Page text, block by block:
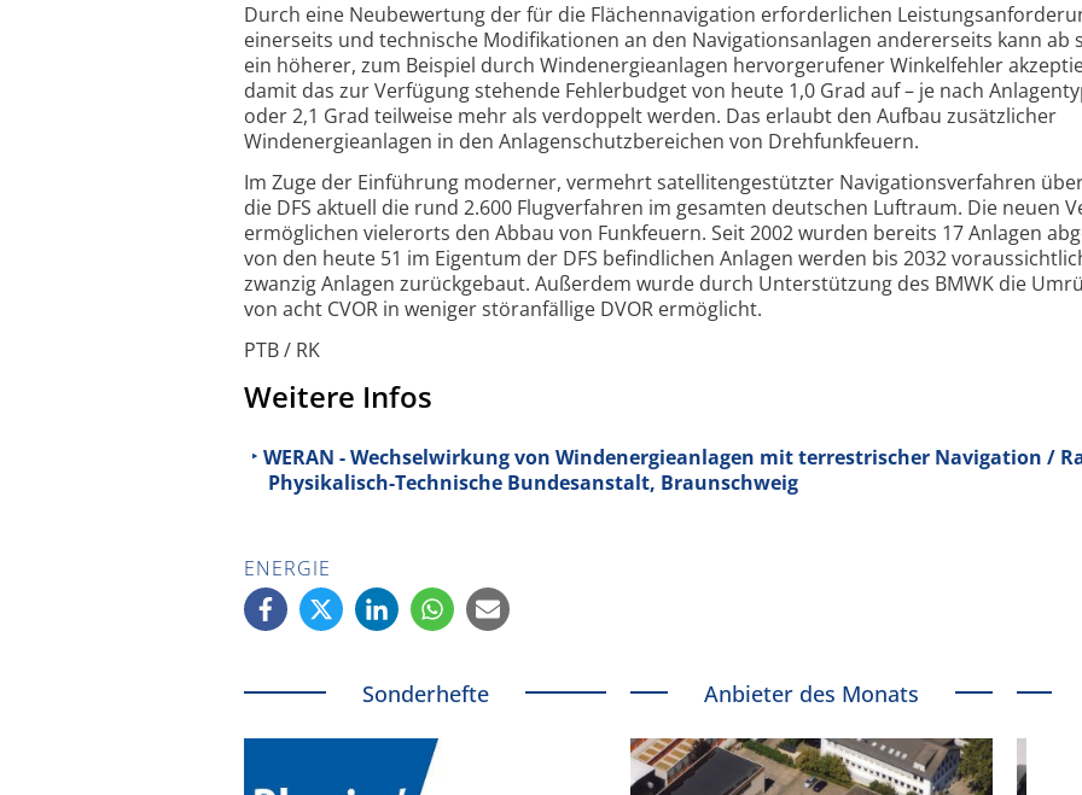
Durch eine Neubewertung der für die Flächen­navigation erforder­lichen
einerseits und technische Modifi­ka­tionen an den Navigations­anlagen anderer­seits kann ab
ein höherer, zum Beispiel durch Windenergie­anlagen hervor­gerufener Winkel­fehler
damit das zur Verfügung stehende Fehler­budget von heute 1,0 Grad auf – je nach
oder 2,1 Grad teilweise mehr als verdoppelt werden. Das erlaubt den Aufbau zusätz­licher
Windenergie­anlagen in den Anlagen­schutz­bereichen von Dreh­funk­feuern.
Im Zuge der Einführung moderner, vermehrt satelliten­gestützter Navigations­verfahren
die DFS aktuell die rund 2.600 Flugverfahren im gesamten deutschen Luftraum. Die neuen
ermöglichen vielerorts den Abbau von Funkfeuern. Seit 2002 wurden bereits 17 Anlagen
von den heute 51 im Eigentum der DFS befindlichen Anlagen werden bis 2032
zwanzig Anlagen zurück­gebaut. Außerdem wurde durch Unter­stützung des BMWK die
von acht CVOR in weniger stör­anfällige DVOR ermöglicht.
PTB / RK
Weitere Infos
WERAN - Wechselwirkung von Windenergieanlagen mit terrestrischer Navigation /
Physikalisch-Technische Bundesanstalt, Braunschweig
ENERGIE
Sonderhefte Anbieter des Monats